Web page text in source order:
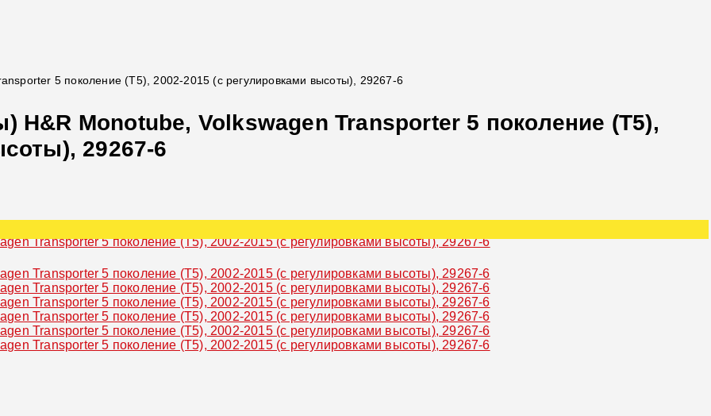
5 поколение (T5), 2002-2015 (с регулировками высоты), 29267-6
H&R Monotube, Volkswagen Transporter 5 поколение (T5),
29267-6